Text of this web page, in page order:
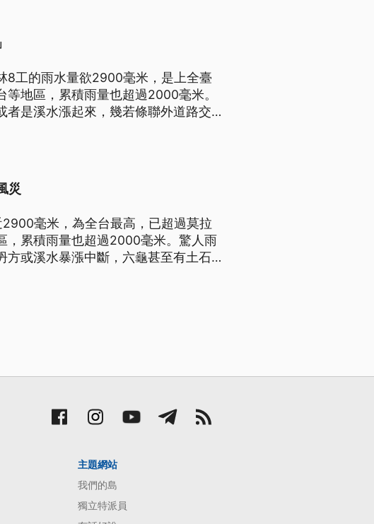
8工的雨水量欲2900毫米，是上全臺
地區，累積雨量也超過2000毫米。
是溪水漲起來，幾若條聯外道路交通
。（新聞標題、導言為台語文）
災
毫米，為全台最高，已超過莫拉
，累積雨量也超過2000毫米。驚人雨
或溪水暴漲中斷，六龜甚至有土石流
主題網站
我們的島
獨立特派員